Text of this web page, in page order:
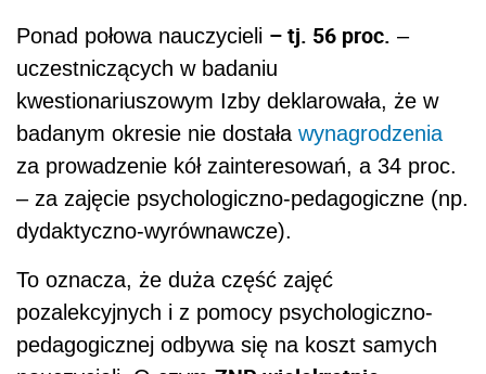
Ponad połowa nauczycieli – tj. 56 proc. –
uczestniczących w badaniu
kwestionariuszowym Izby deklarowała, że w
badanym okresie nie dostała wynagrodzenia
za prowadzenie kół zainteresowań, a 34 proc.
– za zajęcie psychologiczno-pedagogiczne (np.
dydaktyczno-wyrównawcze).
To oznacza, że duża część zajęć
pozalekcyjnych i z pomocy psychologiczno-
pedagogicznej odbywa się na koszt samych